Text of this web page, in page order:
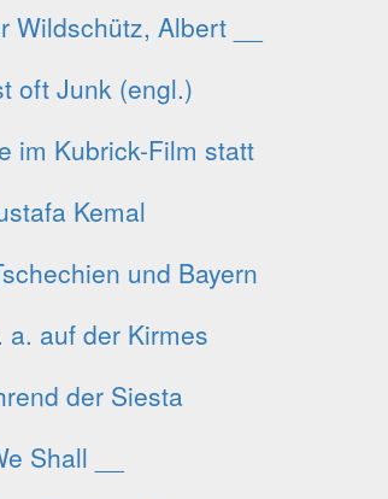
Albert __
oft Junk (engl.)
im Kubrick-Film statt
Kemal
und Bayern
auf der Kirmes
der Siesta
Shall __